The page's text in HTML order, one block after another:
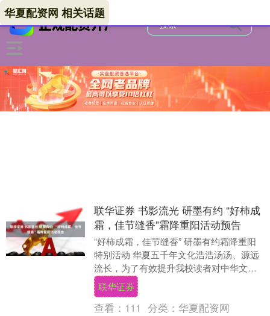
华夏配资网 相关话题
联华证券 书影流光 研墨有约 “好柿成
霜，佳节缝香”霜降重阳活动预告
“好柿成霜，佳节缝香” 研墨有约霜降重阳
特别活动 华夏五千年文化浩浩汤汤、源远
流长，为了有效提升我校读者对中华文化
的深入了解，华南理工大学图书馆秉承“以
艺承脉，....
联华证券
查看： 111 分类： 华夏配资网